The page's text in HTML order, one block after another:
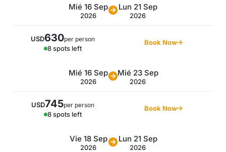
Mié 16 Sep
2026
Lun 21 Sep
2026
USD630per person
8 spots left
Book Now
Mié 16 Sep
2026
Mié 23 Sep
2026
USD745per person
8 spots left
Book Now
Vie 18 Sep
2026
Lun 21 Sep
2026